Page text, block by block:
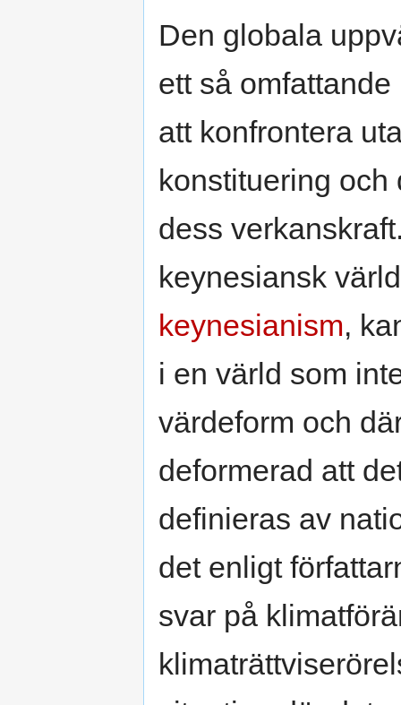
Den globala
ett så
att konfrontera
konstituering
dess
keynesiansk
keynesianism,
i en värld som
värdeform och
deformerad att
definieras av
det enligt
svar på